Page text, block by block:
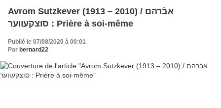
Avrom Sutzkever (1913 – 2010) / אַבֿרהם
סוצקעווער : Prière à soi-même
Publié le 07/08/2020 à 00:01
Par bernard22